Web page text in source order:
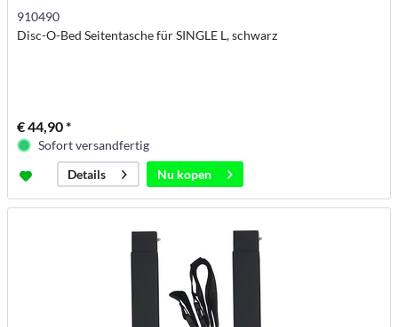
910490
Disc-O-Bed Seitentasche für SINGLE L, schwarz
€ 44,90 *
Sofort versandfertig
Details
Nu kopen